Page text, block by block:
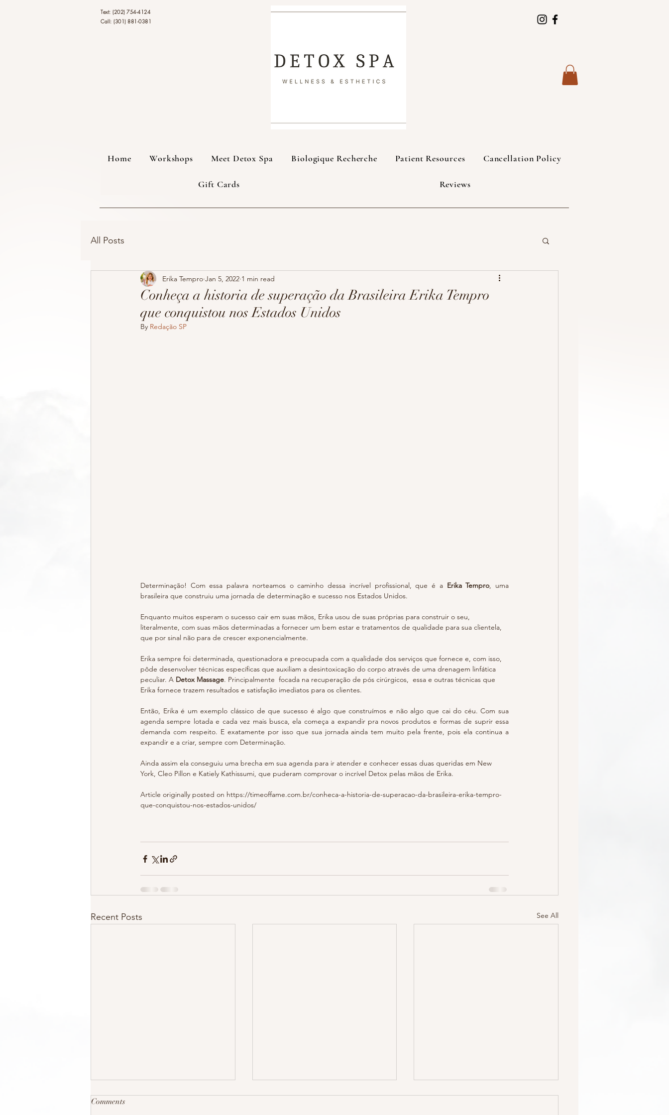
Text: (202) 754-4124
Call: (301) 881-0381
Home Workshops Meet Detox Spa Biologique Recherche Patient Resources Cancellation Policy
Gift Cards Reviews
All Posts
Conheça a historia de superação da Brasileira Erika Tempro
que conquistou nos Estados Unidos
Erika Tempro Jan 5, 2022 1 min read
By Redação SP
Determinação! Com essa palavra norteamos o caminho dessa incrível profissional, que é a Erika Tempro, uma
brasileira que construiu uma jornada de determinação e sucesso nos Estados Unidos.
Enquanto muitos esperam o sucesso cair em suas mãos, Erika usou de suas próprias para construir o seu,
literalmente, com suas mãos determinadas a fornecer um bem estar e tratamentos de qualidade para sua clientela,
que por sinal não para de crescer exponencialmente.
Erika sempre foi determinada, questionadora e preocupada com a qualidade dos serviços que fornece e, com isso,
pôde desenvolver técnicas específicas que auxiliam a desintoxicação do corpo através de uma drenagem linfática
peculiar. A Detox Massage. Principalmente  focada na recuperação de pós cirúrgicos,  essa e outras técnicas que
Erika fornece trazem resultados e satisfação imediatos para os clientes.
Então, Erika é um exemplo clássico de que sucesso é algo que construímos e não algo que cai do céu. Com sua
agenda sempre lotada e cada vez mais busca, ela começa a expandir pra novos produtos e formas de suprir essa
demanda com respeito. E exatamente por isso que sua jornada ainda tem muito pela frente, pois ela continua a
expandir e a criar, sempre com Determinação.
Ainda assim ela conseguiu uma brecha em sua agenda para ir atender e conhecer essas duas queridas em New
York, Cleo Pillon e Katiely Kathissumi, que puderam comprovar o incrível Detox pelas mãos de Erika.
Article originally posted on https://timeoffame.com.br/conheca-a-historia-de-superacao-da-brasileira-erika-tempro-
que-conquistou-nos-estados-unidos/
Recent Posts See All
Comments